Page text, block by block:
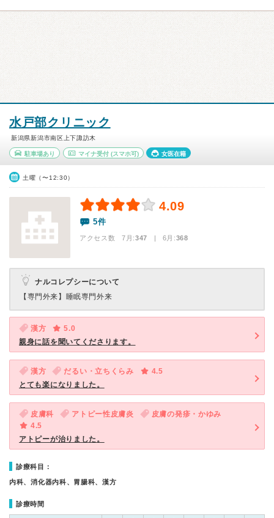
水戸部クリニック
新潟県新潟市南区上下諏訪木
駐車場あり マイナ受付(スマホ可) 女医在籍
土曜（〜12:30）
4.09
5件
アクセス数 7月:347 | 6月:368
ナルコレプシーについて
【専門外来】 睡眠専門外来
漢方
5.0
親身に話を聞いてくださります。
漢方 だるい・立ちくらみ
4.5
とても楽になりました。
皮膚科 アトピー性皮膚炎
皮膚の発疹・かゆみ
4.5
アトピーが治りました。
診療科目：
内科、消化器内科、胃腸科、漢方
診療時間